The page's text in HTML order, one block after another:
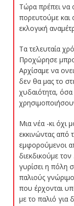
Τώρα πρέπει να
πορευτούμε και
εκλογική
Τα τελευταία
Προχώρησε
Αρχίσαμε να
δεν θα μας το
χυδαιότητα,
Μια νέα -κι όχι
εκκινώντας από
εμφορούμενοι
διεκδικούμε
γυρίσει η πόλη
παλιούς
που έρχονται
με το παλιό για